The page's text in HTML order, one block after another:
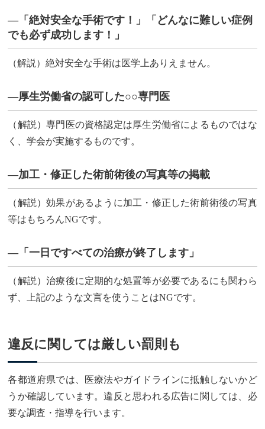
—「絶対安全な手術です！」「どんなに難しい症例
でも必ず成功します！」
（解説）絶対安全な手術は医学上ありえません。
—厚生労働省の認可した○○専門医
（解説）専門医の資格認定は厚生労働省によるものではな
く、学会が実施するものです。
—加工・修正した術前術後の写真等の掲載
（解説）効果があるように加工・修正した術前術後の写真
等はもちろんNGです。
—「一日ですべての治療が終了します」
（解説）治療後に定期的な処置等が必要であるにも関わら
ず、上記のような文言を使うことはNGです。
違反に関しては厳しい罰則も
各都道府県では、医療法やガイドラインに抵触しないかど
うか確認しています。違反と思われる広告に関しては、必
要な調査・指導を行います。